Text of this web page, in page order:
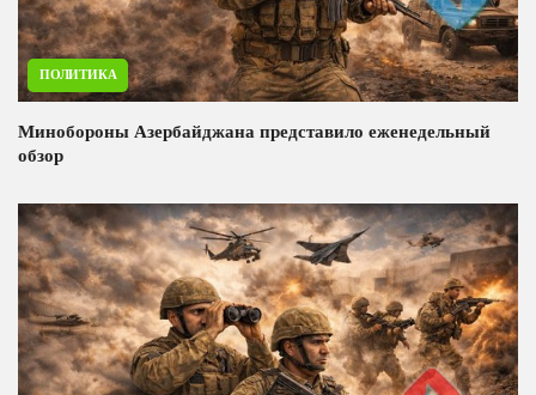
ПОЛИТИКА
Минобороны Азербайджана представило еженедельный
обзор